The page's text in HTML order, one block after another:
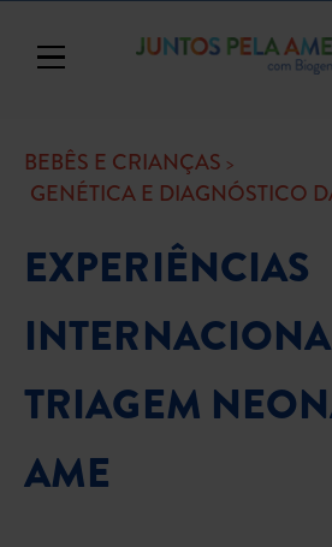
Toggle navigation
BEBÊS E CRIANÇAS
GENÉTICA E DIAGNÓSTICO
EXPERIÊNCIAS
TRIAGEM
AME